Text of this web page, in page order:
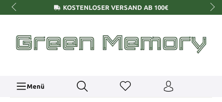
KOSTENLOSER VERSAND AB 100€
Menü